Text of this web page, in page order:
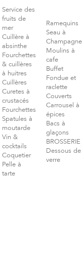
Service des
fruits de
mer
Cuillère à
absinthe
Fourchettes
& cuillères
à huitres
Cuillères
Curetes à
crustacés
Fourchettes
Spatules à
moutarde
Vin &
cocktails
Coquetier
Pelle à
tarte
Ramequins
Seau à
Champagne
Moulins à
cafe
Buffet
Fondue et
raclette
Couverts
Carrousel à
épices
Bacs à
glaçons
BROSSERIE
Dessous de
verre